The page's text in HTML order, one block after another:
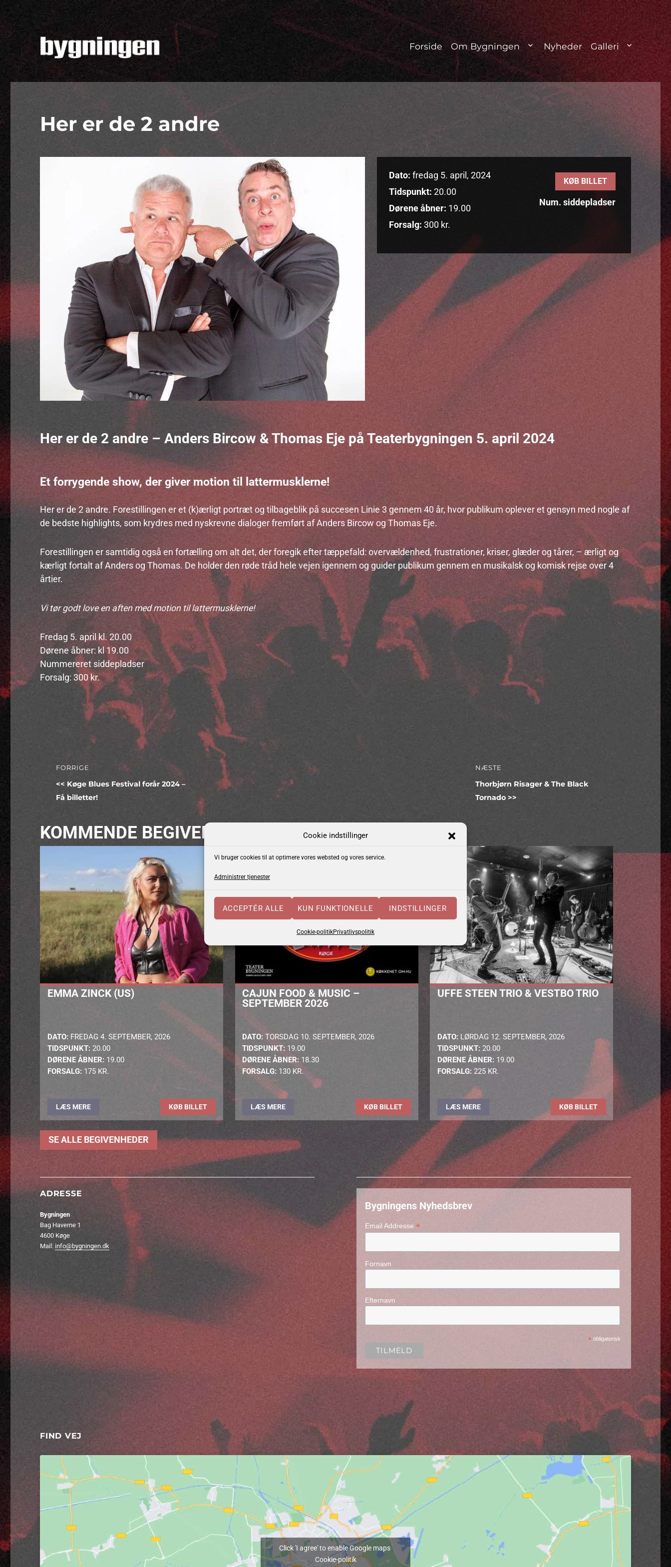
Cookie indstillinger
Vi bruger cookies til at optimere vores websted og vores service.
Administrer tjenester
ACCEPTÉR ALLE KUN FUNKTIONELLE INDSTILLINGER
Cookie-politikPrivatlivspolitik
Bygningen
Musik og kultur i Køge
Forside Om Bygningen Nyheder Galleri
Her er de 2 andre
Dato: fredag 5. april, 2024
Tidspunkt: 20.00
Dørene åbner: 19.00
Forsalg: 300 kr.
KØB BILLET
Num. siddepladser
Her er de 2 andre – Anders Bircow & Thomas Eje på Teaterbygningen 5. april 2024
Et forrygende show, der giver motion til lattermusklerne!
Her er de 2 andre. Forestillingen er et (k)ærligt portræt og tilbageblik på succesen Linie 3 gennem 40 år, hvor publikum oplever et gensyn med nogle af
de bedste highlights, som krydres med nyskrevne dialoger fremført af Anders Bircow og Thomas Eje.
Forestillingen er samtidig også en fortælling om alt det, der foregik efter tæppefald: overvældenhed, frustrationer, kriser, glæder og tårer, – ærligt og
kærligt fortalt af Anders og Thomas. De holder den røde tråd hele vejen igennem og guider publikum gennem en musikalsk og komisk rejse over 4
årtier.
Vi tør godt love en aften med motion til lattermusklerne!
Fredag 5. april kl. 20.00
Dørene åbner: kl 19.00
Nummereret siddepladser
Forsalg: 300 kr.
FORRIGE
Forrige
indlæg:
Køge Blues Festival forår 2024 –
Få billetter!
NÆSTE
Næste
indlæg:
Thorbjørn Risager & The Black
Tornado
KOMMENDE BEGIVENHEDER
EMMA ZINCK (US)
DATO: FREDAG 4. SEPTEMBER, 2026
TIDSPUNKT: 20.00
DØRENE ÅBNER: 19.00
FORSALG: 175 KR.
LÆS MERE KØB BILLET
CAJUN FOOD & MUSIC –
SEPTEMBER 2026
DATO:TORSDAG 10. SEPTEMBER, 2026
TIDSPUNKT: 19.00
DØRENE ÅBNER: 18.30
FORSALG: 130 KR.
LÆS MERE KØB BILLET
UFFE STEEN TRIO & VESTBO TRIO
DATO: LØRDAG 12. SEPTEMBER, 2026
TIDSPUNKT:20.00
DØRENE ÅBNER: 19.00
FORSALG:225 KR.
LÆS MERE KØB BILLET
SE ALLE BEGIVENHEDER
ADRESSE
Bygningen
Bag Haverne 1
4600 Køge
Mail: info@bygningen.dk
Bygningens Nyhedsbrev
Email Addresse *
Fornavn
Efternavn
*obligatorisk
FIND VEJ
Click 'I agree' to enable Google maps
Cookie-politik